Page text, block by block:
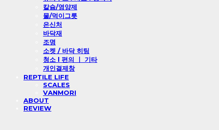
칼슘/영양제
물/먹이그릇
은신처
바닥재
조명
소켓 / 바닥 히팅
청소 l 편의 ㅣ 기타
개인결제창
REPTILE LIFE
SCALES
VANMORI
ABOUT
REVIEW